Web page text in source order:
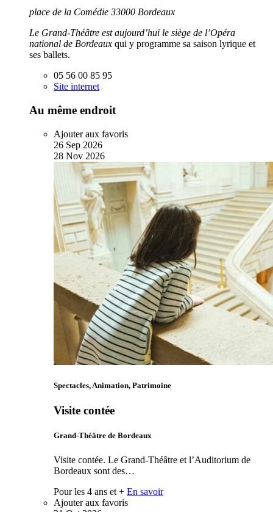
place de la Comédie 33000 Bordeaux
Le Grand-Théâtre est aujourd’hui le siège de l’Opéra
national de Bordeaux qui y programme sa saison lyrique et
ses ballets.
05 56 00 85 95
Site internet
Au même endroit
Ajouter aux favoris
26 Sep 2026
28 Nov 2026
Spectacles, Animation, Patrimoine
Visite contée
Grand-Théâtre de Bordeaux
Visite contée. Le Grand-Théâtre et l’Auditorium de
Bordeaux sont des…
Pour les 4 ans et + En savoir
Ajouter aux favoris